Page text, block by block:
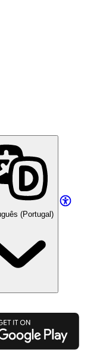
(Portugal)